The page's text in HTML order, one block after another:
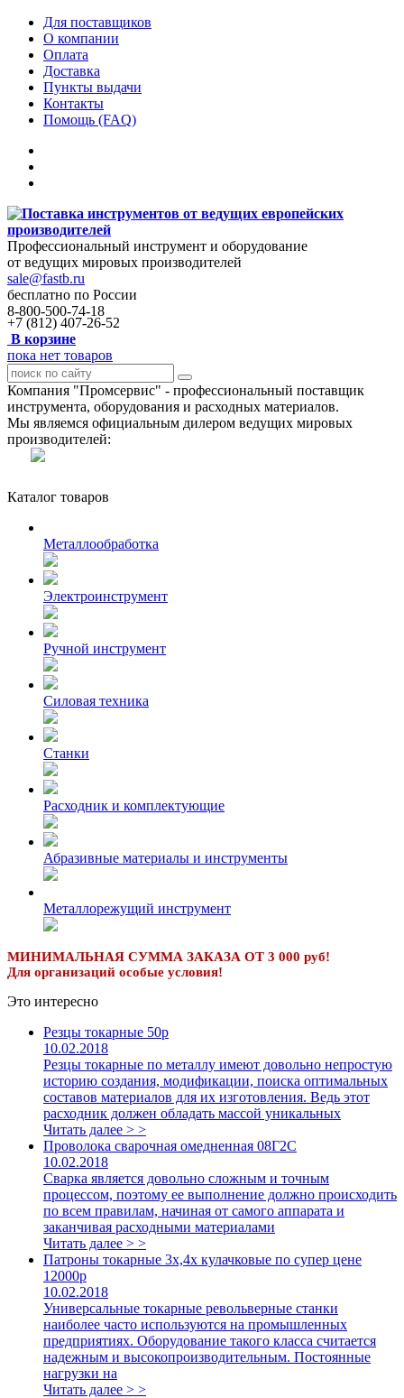
Для поставщиков
О компании
Оплата
Доставка
Пункты выдачи
Контакты
Помощь (FAQ)
Профессиональный инструмент и оборудование
от ведущих мировых производителей
sale@fastb.ru
бесплатно по России
8-800-500-74-18
+7 (812) 407-26-52
В корзине
пока нет товаров
Компания "Промсервис" - профессиональный поставщик
инструмента, оборудования и расходных материалов.
Мы являемся официальным дилером ведущих мировых
производителей:
Каталог товаров
Металлообработка
Электроинструмент
Ручной инструмент
Силовая техника
Станки
Расходник и комплектующие
Абразивные материалы и инструменты
Металлорежущий инструмент
МИНИМАЛЬНАЯ СУММА ЗАКАЗА ОТ 3 000 руб!
Для организаций особые условия!
Это интересно
Резцы токарные 50р
10.02.2018
Резцы токарные по металлу имеют довольно непростую
историю создания, модификации, поиска оптимальных
составов материалов для их изготовления. Ведь этот
расходник должен обладать массой уникальных
Читать далее > >
Проволока сварочная омедненная 08Г2С
10.02.2018
Сварка является довольно сложным и точным
процессом, поэтому ее выполнение должно происходить
по всем правилам, начиная от самого аппарата и
заканчивая расходными материалами
Читать далее > >
Патроны токарные 3х,4х кулачковые по супер цене
12000р
10.02.2018
Универсальные токарные револьверные станки
наиболее часто используются на промышленных
предприятиях. Оборудование такого класса считается
надежным и высокопроизводительным. Постоянные
нагрузки на
Читать далее > >